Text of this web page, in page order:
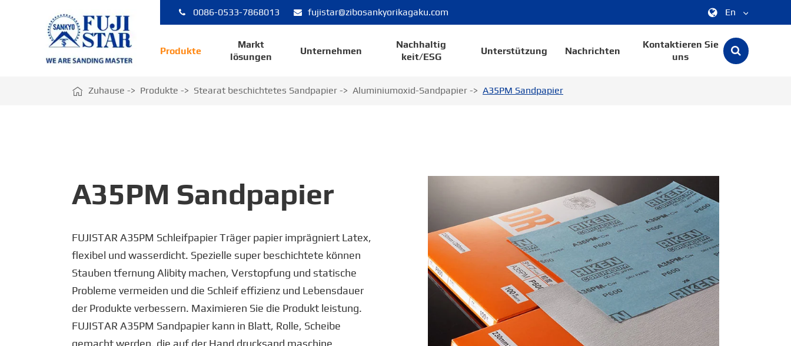
0086-0533-7868013 fujistar@zibosankyorikagaku.com En
Español
italiano
русский
português
العربية
tiếng việt
Produkte
Markt
lösungen
Unternehmen
Nachhaltig
keit/ESG
Unterstützung Nachrichten
Kontaktieren Sie
uns
 Zuhause Produkte Stearat beschichtetes Sandpapier Aluminiumoxid-Sandpapier A35PM Sandpapier
A35PM Sandpapier
FUJISTAR A35PM Schleifpapier Träger papier imprägniert Latex,
flexibel und wasserdicht. Spezielle super beschichtete können
Stauben tfernung Alibity machen, Verstopfung und statische
Probleme vermeiden und die Schleif effizienz und Lebensdauer
der Produkte verbessern. Maximieren Sie die Produkt leistung.
FUJISTAR A35PM Sandpapier kann in Blatt, Rolle, Scheibe
gemacht werden, die auf der Hand drucksand maschine